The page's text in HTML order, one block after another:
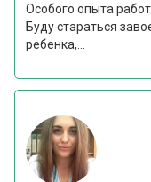
Особого опыта
Буду стараться
ребенка,...